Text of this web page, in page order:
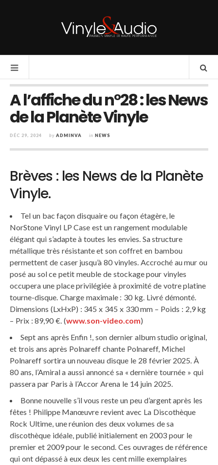
A l’affiche du n°28 : les News
de la Planète Vinyle
DÉC 29, 2024 by ADMINVA in NEWS
Brèves : les News de la Planète
Vinyle.
Tel un bac façon disquaire ou façon étagère, le
NorStone Vinyl LP Case est un rangement modulable
élégant qui s’adapte à toutes les envies. Sa structure
métallique très résistante et son coffret en bambou
permettent de caser jusqu’à 80 vinyles. Accroché au mur ou
posé au sol ce petit meuble de stockage pour vinyles
occupera une place privilégiée à proximité de votre platine
tourne-disque. Charge maximale : 30 kg. Livré démonté.
Dimensions (LxHxP) : 345 x 345 x 330 mm – Poids : 2,9 kg
– Prix : 89,90 €. (www.son-video.com)
Sept ans après Enfin !, son dernier album studio original,
et trois ans après Polnareff chante Polnareff, Michel
Polnareff sortira un nouveau disque le 28 février 2025. À
80 ans, l’Amiral a aussi annoncé sa « dernière tournée » qui
passera par Paris à l’Accor Arena le 14 juin 2025.
Bonne nouvelle s’il vous reste un peu d’argent après les
fêtes ! Philippe Manœuvre revient avec La Discothèque
Rock Ultime, une réunion des deux volumes de sa
discothèque idéale, publié initialement en 2003 pour le
premier et 2009 pour le second. Ces ouvrages de référence
qui ont dépassé à eux deux les cent mille exemplaires